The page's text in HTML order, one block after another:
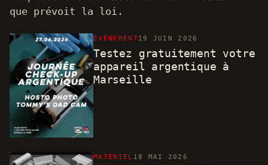
que prévoit la loi.
ÉVÉNEMENT19 JUIN 2026
Testez gratuitement votre
appareil argentique à
Marseille
MATÉRIEL 18 MAI 2026